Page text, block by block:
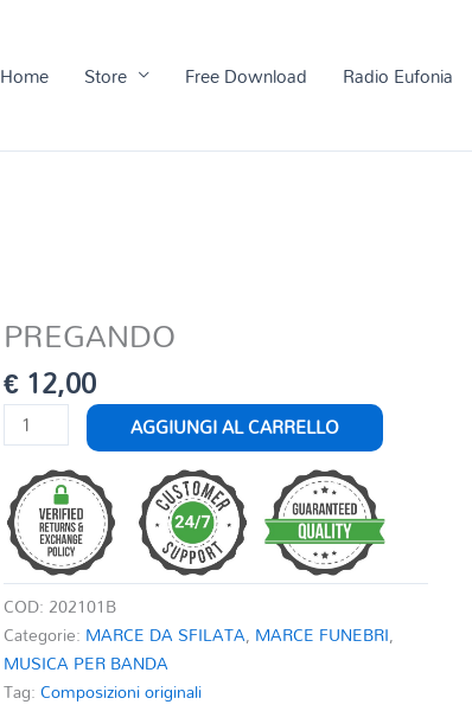
Home Store Free Download Radio Eufonia
PREGANDO
€12,00
PREGANDO
quantità
AGGIUNGI AL CARRELLO
COD: 202101B
Categorie: MARCE DA SFILATA, MARCE FUNEBRI,
MUSICA PER BANDA
Tag:Composizioni originali